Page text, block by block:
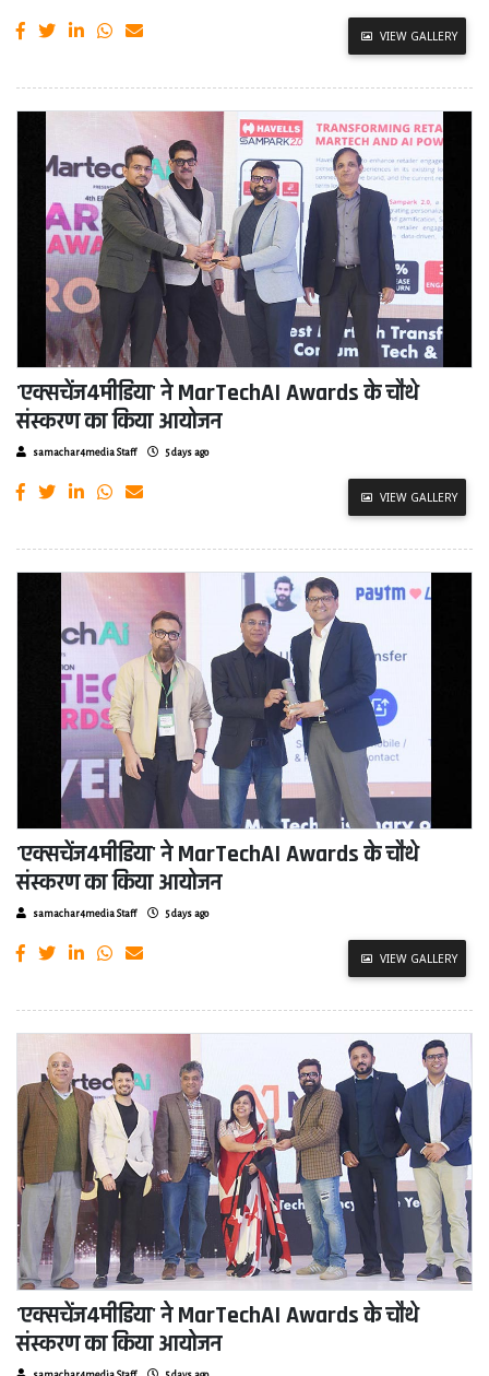
VIEW GALLERY
'एक्सचेंज4मीडिया' ने MarTechAI Awards के चौथे
संस्करण का किया आयोजन
samachar4media Staff 5 days ago
VIEW GALLERY
'एक्सचेंज4मीडिया' ने MarTechAI Awards के चौथे
संस्करण का किया आयोजन
samachar4media Staff 5 days ago
VIEW GALLERY
'एक्सचेंज4मीडिया' ने MarTechAI Awards के चौथे
संस्करण का किया आयोजन